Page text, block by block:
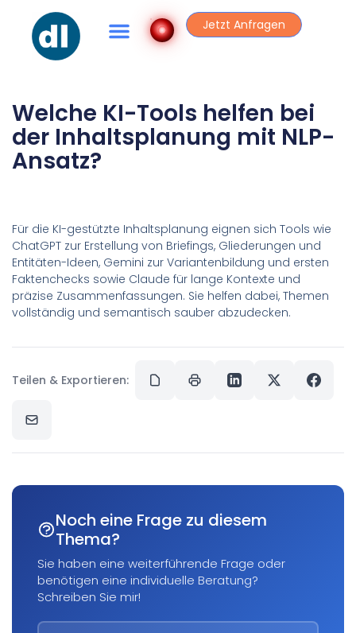
Jetzt Anfragen
Welche KI-Tools helfen bei
der Inhaltsplanung mit NLP-
Ansatz?
Für die KI-gestützte Inhaltsplanung eignen sich Tools wie
ChatGPT zur Erstellung von Briefings, Gliederungen und
Entitäten-Ideen, Gemini zur Variantenbildung und ersten
Faktenchecks sowie Claude für lange Kontexte und
präzise Zusammenfassungen. Sie helfen dabei, Themen
vollständig und semantisch sauber abzudecken.
Teilen & Exportieren:
Noch eine Frage zu diesem
Thema?
Sie haben eine weiterführende Frage oder
benötigen eine individuelle Beratung?
Schreiben Sie mir!